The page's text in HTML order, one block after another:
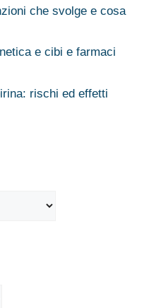
che svolge e cosa
e cibi e farmaci
rischi ed effetti